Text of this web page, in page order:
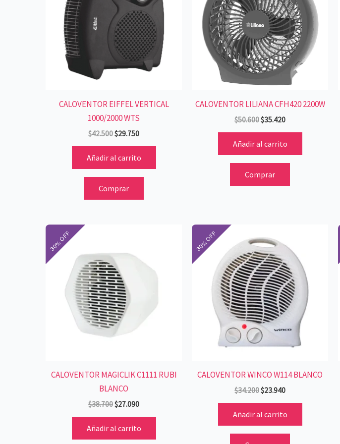
CALOVENTOR EIFFEL VERTICAL
1000/2000 WTS
$42.500$29.750
Añadir al carrito
Comprar
CALOVENTOR LILIANA CFH420 2200W
$50.600$35.420
Añadir al carrito
Comprar
CALOVENTOR MAGICLIK C1111 RUBI
BLANCO
$38.700
$38.700.
$27.090
$27.090.
Añadir al carrito
CALOVENTOR WINCO W114 BLANCO
$34.200
precio
original
era:
$34.200.
$23.940
actual
$23.940.
Añadir al carrito